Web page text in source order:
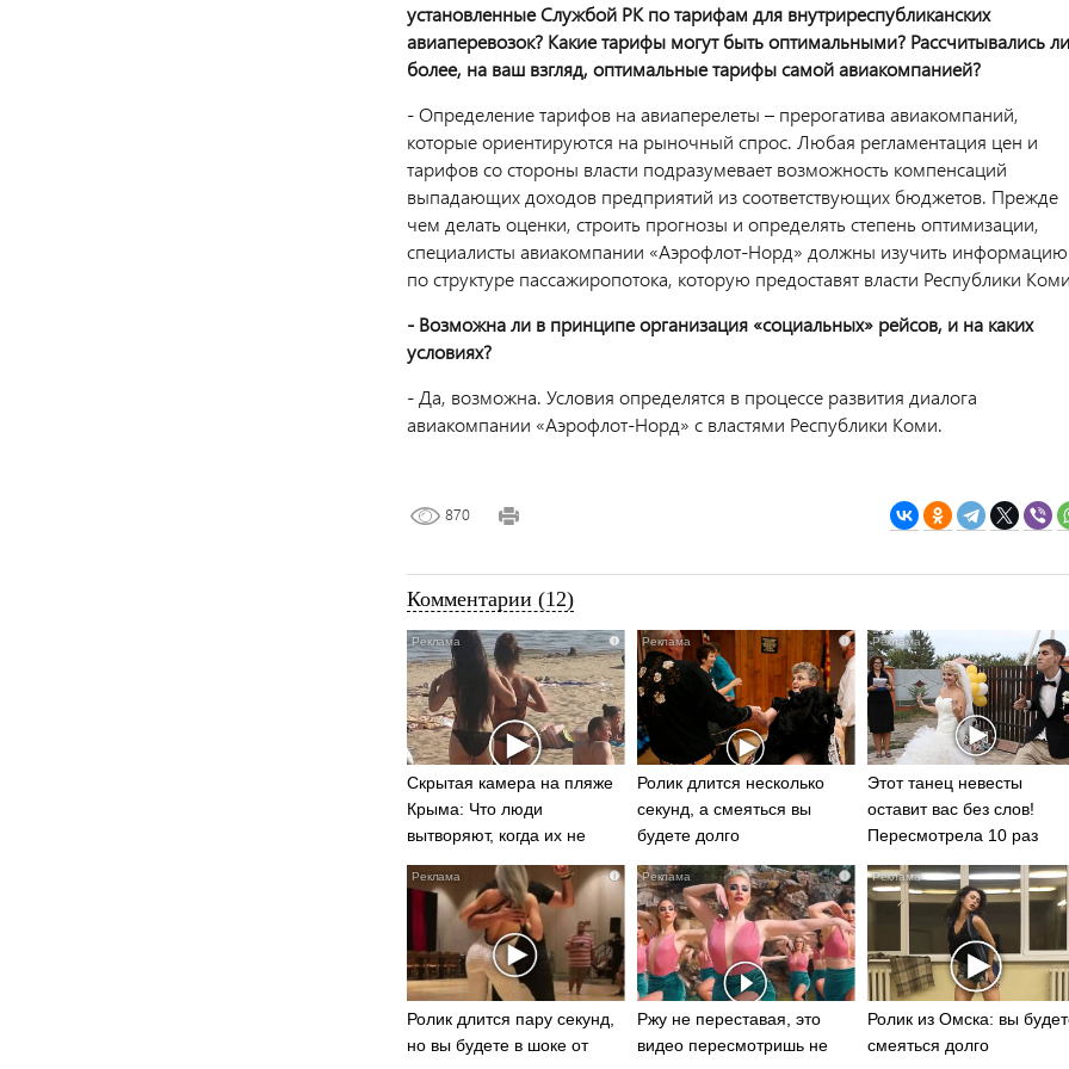
установленные Службой РК по тарифам для внутриреспубликанских
авиаперевозок? Какие тарифы могут быть оптимальными? Рассчитывались ли
более, на ваш взгляд, оптимальные тарифы самой авиакомпанией?
- Определение тарифов на авиаперелеты – прерогатива авиакомпаний,
которые ориентируются на рыночный спрос. Любая регламентация цен и
тарифов со стороны власти подразумевает возможность компенсаций
выпадающих доходов предприятий из соответствующих бюджетов. Прежде
чем делать оценки, строить прогнозы и определять степень оптимизации,
специалисты авиакомпании «Аэрофлот-Норд» должны изучить информацию
по структуре пассажиропотока, которую предоставят власти Республики
- Возможна ли в принципе организация «социальных» рейсов, и на каких
условиях?
- Да, возможна. Условия определятся в процессе развития диалога
авиакомпании «Аэрофлот-Норд» с властями Республики Коми.
870
Комментарии (12)
i
Скрытая камера на пляже
Крыма: Что люди
вытворяют, когда их не
видят...
i
Ролик длится несколько
секунд, а смеяться вы
будете долго
Этот танец невесты
оставит вас без слов!
Пересмотрела 10 раз
i
Ролик длится пару секунд,
но вы будете в шоке от
i
Ржу не переставая, это
видео пересмотришь не
Ролик из Омска: вы
смеяться долго